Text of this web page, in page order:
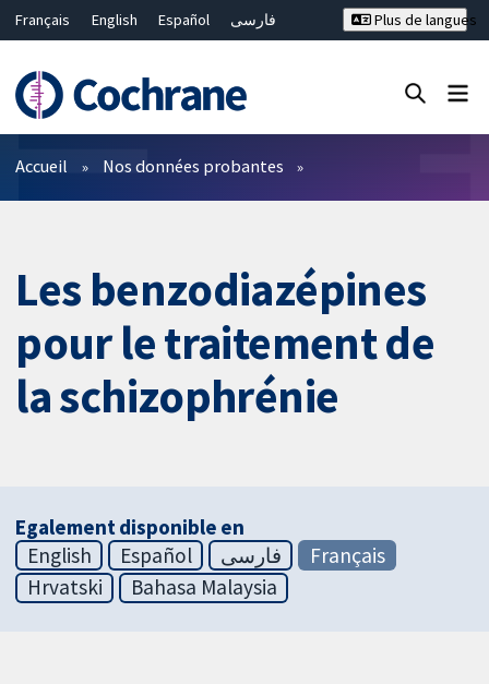
Français English Español
فارسی
Bahasa Malaysia
ไทย
繁體中文
简体中文
Plus de langues
Filtres
Accueil Nos données probantes
Les benzodiazépines
pour le traitement de
la schizophrénie
Egalement disponible en
English
Español فارسی
Français
Hrvatski
Bahasa Malaysia